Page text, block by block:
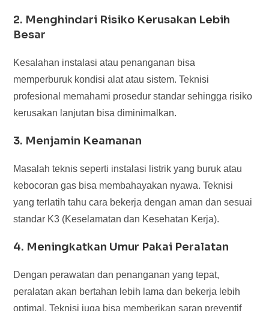
2. Menghindari Risiko Kerusakan Lebih
Besar
Kesalahan instalasi atau penanganan bisa
memperburuk kondisi alat atau sistem. Teknisi
profesional memahami prosedur standar sehingga risiko
kerusakan lanjutan bisa diminimalkan.
3. Menjamin Keamanan
Masalah teknis seperti instalasi listrik yang buruk atau
kebocoran gas bisa membahayakan nyawa. Teknisi
yang terlatih tahu cara bekerja dengan aman dan sesuai
standar K3 (Keselamatan dan Kesehatan Kerja).
4. Meningkatkan Umur Pakai Peralatan
Dengan perawatan dan penanganan yang tepat,
peralatan akan bertahan lebih lama dan bekerja lebih
optimal. Teknisi juga bisa memberikan saran preventif